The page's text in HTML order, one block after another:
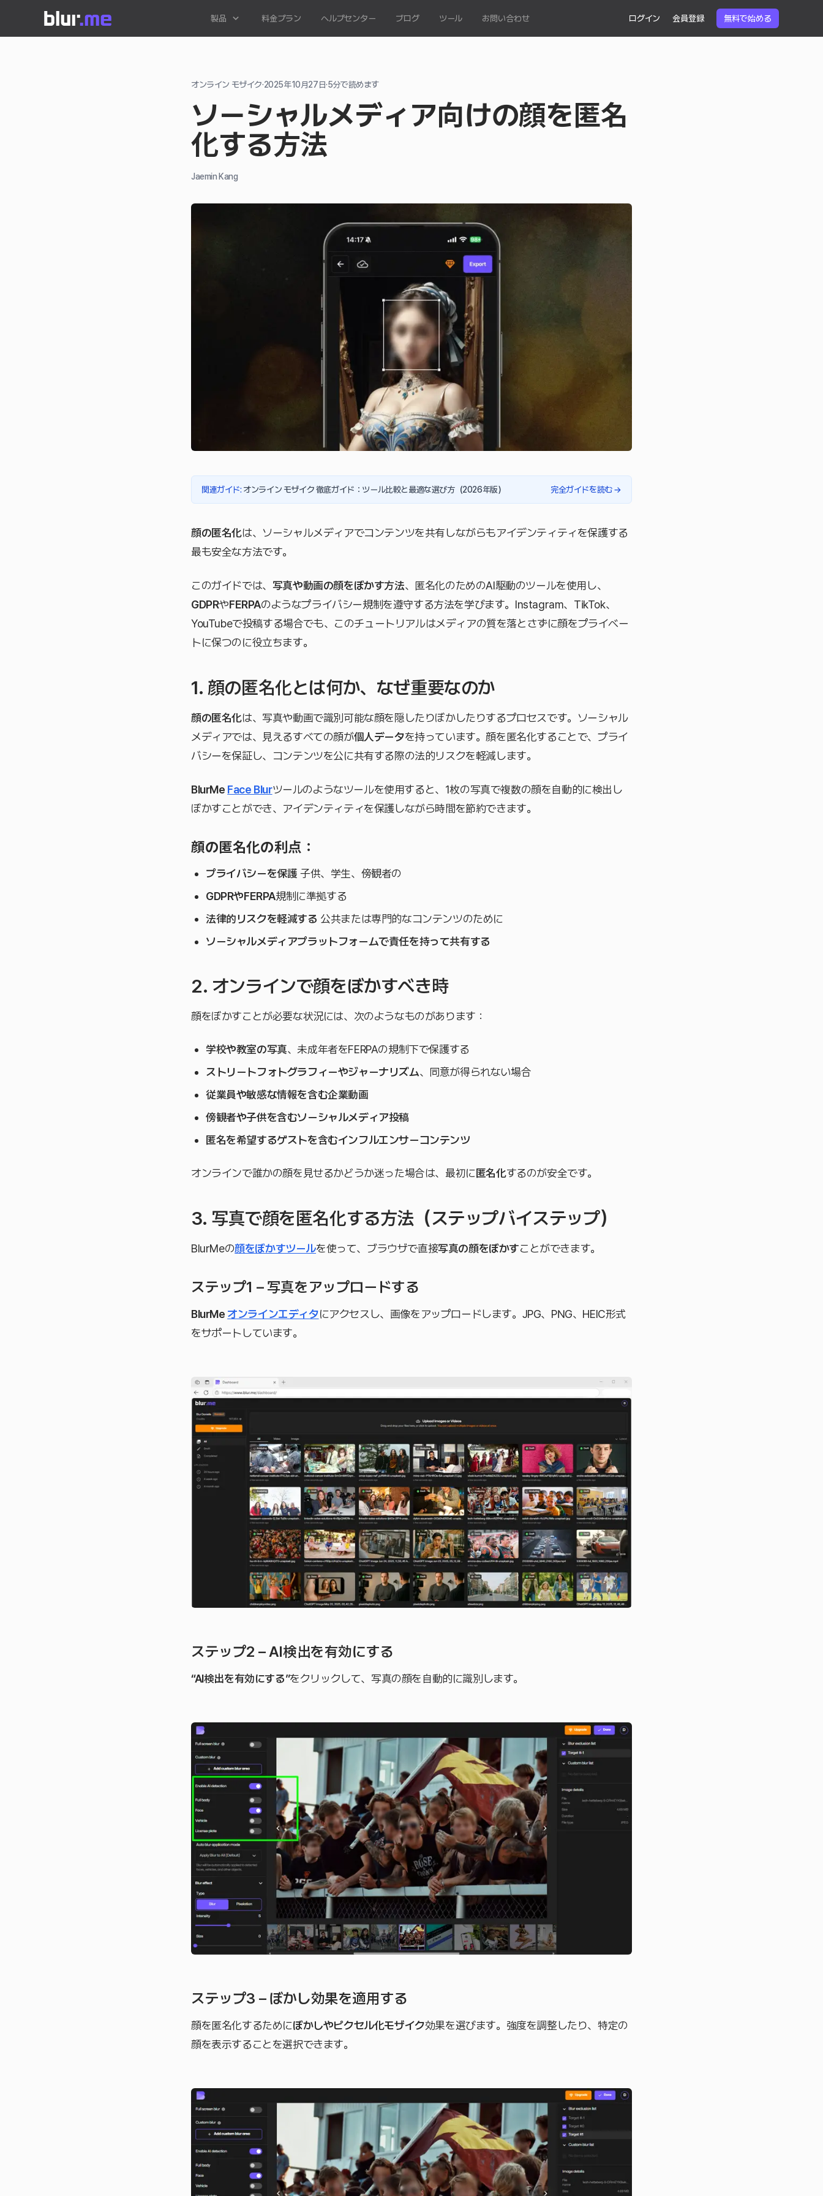
製品 料金プラン ヘルプセンター ブログ ツール お問い合わせ ログイン 会員登録 無料で始める
オンライン モザイク·2025年10月27日·5分で読めます
ソーシャルメディア向けの顔を匿名
化する方法
Jaemin Kang
関連ガイド: オンライン モザイク 徹底ガイド：ツール比較と最適な選び方（2026年版） 完全ガイドを読む →
顔の匿名化は、ソーシャルメディアでコンテンツを共有しながらもアイデンティティを保護する
最も安全な方法です。
このガイドでは、 写真や動画の顔をぼかす方法、匿名化のためのAI駆動のツールを使用し、
GDPRやFERPAのようなプライバシー規制を遵守する方法を学びます。Instagram、TikTok、
YouTubeで投稿する場合でも、このチュートリアルはメディアの質を落とさずに顔をプライベー
トに保つのに役立ちます。
1. 顔の匿名化とは何か、なぜ重要なのか
顔の匿名化は、写真や動画で識別可能な顔を隠したりぼかしたりするプロセスです。ソーシャル
メディアでは、見えるすべての顔が個人データを持っています。顔を匿名化することで、プライ
バシーを保証し、コンテンツを公に共有する際の法的リスクを軽減します。
BlurMe Face Blurツールのようなツールを使用すると、1枚の写真で複数の顔を自動的に検出し
ぼかすことができ、アイデンティティを保護しながら時間を節約できます。
顔の匿名化の利点：
プライバシーを保護 子供、学生、傍観者の
GDPRやFERPA規制に準拠する
法律的リスクを軽減する 公共または専門的なコンテンツのために
ソーシャルメディアプラットフォームで責任を持って共有する
2. オンラインで顔をぼかすべき時
顔をぼかすことが必要な状況には、次のようなものがあります：
学校や教室の写真、未成年者をFERPAの規制下で保護する
ストリートフォトグラフィーやジャーナリズム、同意が得られない場合
従業員や敏感な情報を含む企業動画
傍観者や子供を含むソーシャルメディア投稿
匿名を希望するゲストを含むインフルエンサーコンテンツ
オンラインで誰かの顔を見せるかどうか迷った場合は、最初に匿名化するのが安全です。
3. 写真で顔を匿名化する方法（ステップバイステップ）
BlurMeの顔をぼかすツールを使って、ブラウザで直接写真の顔をぼかすことができます。
ステップ1 – 写真をアップロードする
BlurMe オンラインエディタにアクセスし、画像をアップロードします。JPG、PNG、HEIC形式
をサポートしています。
ステップ2 – AI検出を有効にする
“AI検出を有効にする”をクリックして、写真の顔を自動的に識別します。
ステップ3 – ぼかし効果を適用する
顔を匿名化するためにぼかしやピクセル化モザイク効果を選びます。強度を調整したり、特定の
顔を表示することを選択できます。